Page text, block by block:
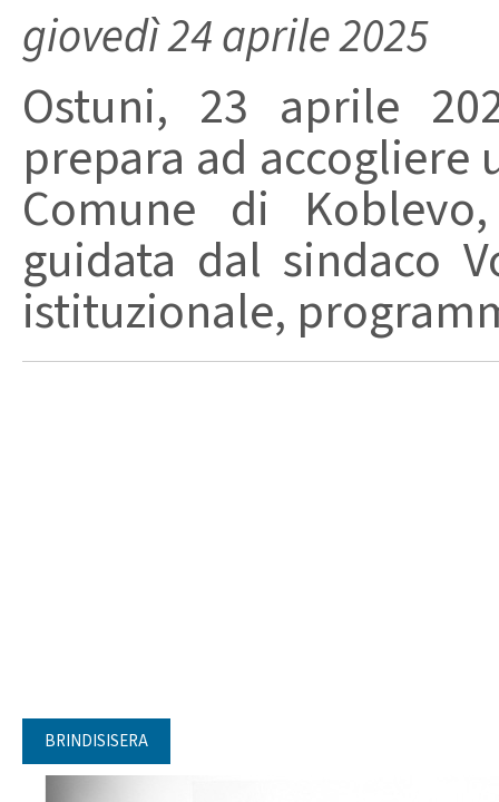
giovedì 24 aprile 2025
Ostuni, 23 aprile
prepara ad accogliere
Comune di
guidata dal sindaco
istituzionale,
BRINDISISERA